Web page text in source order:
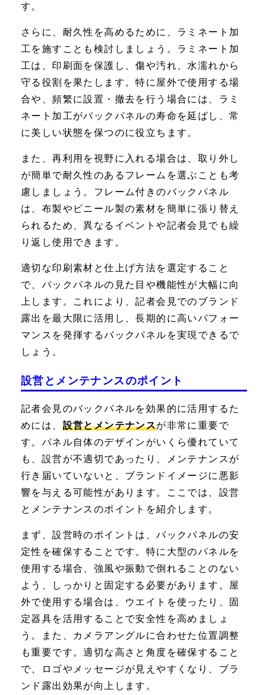
す。
さらに、耐久性を高めるために、ラミネート加
工を施すことも検討しましょう。ラミネート加
工は、印刷面を保護し、傷や汚れ、水濡れから
守る役割を果たします。特に屋外で使用する場
合や、頻繁に設置・撤去を行う場合には、ラミ
ネート加工がバックパネルの寿命を延ばし、常
に美しい状態を保つのに役立ちます。
また、再利用を視野に入れる場合は、取り外し
が簡単で耐久性のあるフレームを選ぶことも考
慮しましょう。フレーム付きのバックパネル
は、布製やビニール製の素材を簡単に張り替え
られるため、異なるイベントや記者会見でも繰
り返し使用できます。
適切な印刷素材と仕上げ方法を選定すること
で、バックパネルの見た目や機能性が大幅に向
上します。これにより、記者会見でのブランド
露出を最大限に活用し、長期的に高いパフォー
マンスを発揮するバックパネルを実現できるで
しょう。
設営とメンテナンスのポイント
記者会見のバックパネルを効果的に活用するた
めには、 設営とメンテナンスが非常に重要で
す。パネル自体のデザインがいくら優れていて
も、設営が不適切であったり、メンテナンスが
行き届いていないと、ブランドイメージに悪影
響を与える可能性があります。ここでは、設営
とメンテナンスのポイントを紹介します。
まず、設営時のポイントは、バックパネルの安
定性を確保することです。特に大型のパネルを
使用する場合、強風や振動で倒れることのない
よう、しっかりと固定する必要があります。屋
外で使用する場合は、ウエイトを使ったり、固
定器具を活用することで安全性を高めましょ
う。また、カメラアングルに合わせた位置調整
も重要です。適切な高さと角度を確保すること
で、ロゴやメッセージが見えやすくなり、ブラ
ンド露出効果が向上します。